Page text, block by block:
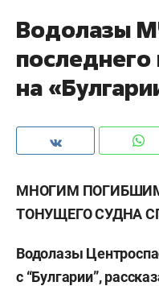
Водолазы
последнего
на
МНОГИМ
ТОНУЩЕГО СУДНА
Водолазы
с “Булгарии”,